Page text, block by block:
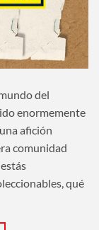
del
enormemente
afición
comunidad
qué